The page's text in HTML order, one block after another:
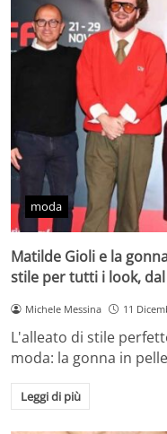
moda
Matilde Gioli e la
stile per tutti i look,
Michele Messina 11
L'alleato di stile
moda: la gonna in
Leggi di più